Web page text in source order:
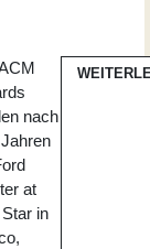
nach
at
in